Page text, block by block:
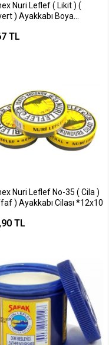
Nuri Leflef ( Likit ) (
) Ayakkabı Boya
TL
Nuri Leflef No-35 ( Cila )
) Ayakkabı Cilası *12x10
TL